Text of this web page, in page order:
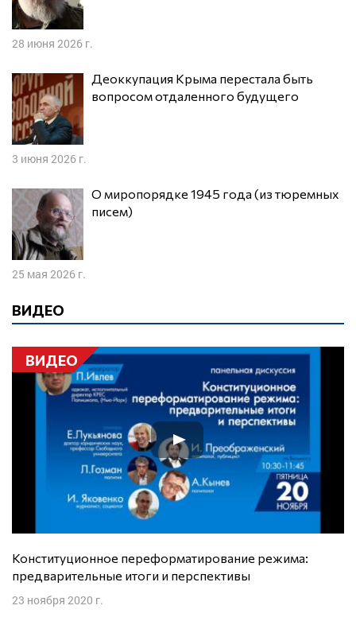
28 июня 2026 г.
Деоккупация Крыма перестала быть
вопросом отдаленного будущего
3 июня 2026 г.
О миропорядке 1945 года (из тюремных
писем)
25 мая 2026 г.
ВИДЕО
ВИДЕО
Конституционное переформатирование режима:
предварительные итоги и перспективы
23 ноября 2020 г.